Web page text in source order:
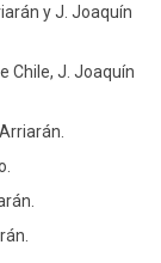
y J. Joaquín
Chile, J. Joaquín